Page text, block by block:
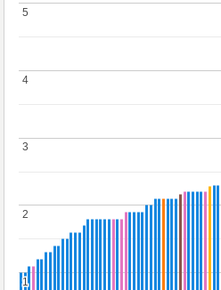
1
1
2
2
3
3
4
4
5
5